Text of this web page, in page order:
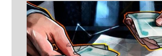
к